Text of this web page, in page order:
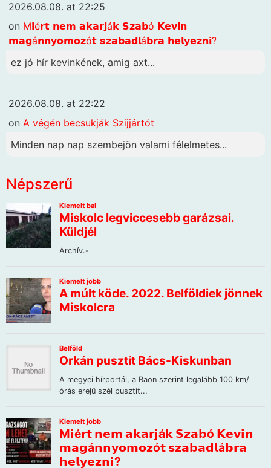
2026.08.08. at 22:25
on M𝗶é𝗿𝘁 𝗻𝗲𝗺 𝗮𝗸𝗮𝗿𝗷á𝗸 𝗦𝘇𝗮𝗯ó 𝗞𝗲𝘃𝗶𝗻
𝗺𝗮𝗴á𝗻𝗻𝘆𝗼𝗺𝗼𝘇ó𝘁 𝘀𝘇𝗮𝗯𝗮𝗱𝗹á𝗯𝗿𝗮 𝗵𝗲𝗹𝘆𝗲𝘇𝗻𝗶?
ez jó hír kevinkének, amig axt...
2026.08.08. at 22:22
on A végén becsukják Szijjártót
Minden nap nap szembejön valami félelmetes...
Népszerű